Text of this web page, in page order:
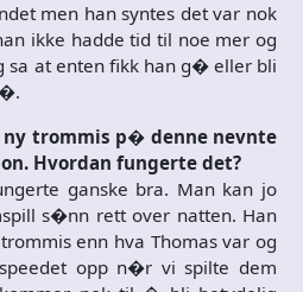
men han syntes det var nok
ikke hadde tid til noe mer og
sa at enten fikk han g� eller bli
trommis p� denne nevnte
Hvordan fungerte det?
ganske bra. Man kan jo
s�nn rett over natten. Han
enn hva Thomas var og
opp n�r vi spilte dem